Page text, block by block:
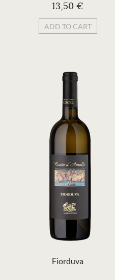
13,50 €
ADD TO CART
Fiorduva